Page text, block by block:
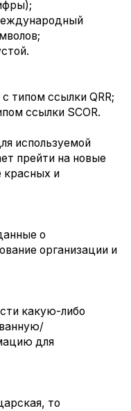
типом ссылки QRR;
ссылки SCOR.
используемой
прейти на новые
красных и
о
организации и
какую-либо
для
то